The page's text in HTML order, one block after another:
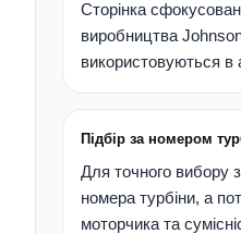
Сторінка
виробництва
використовуються в
Підбір за номером
Для точного вибору
номера турбіни, а
моторчика та